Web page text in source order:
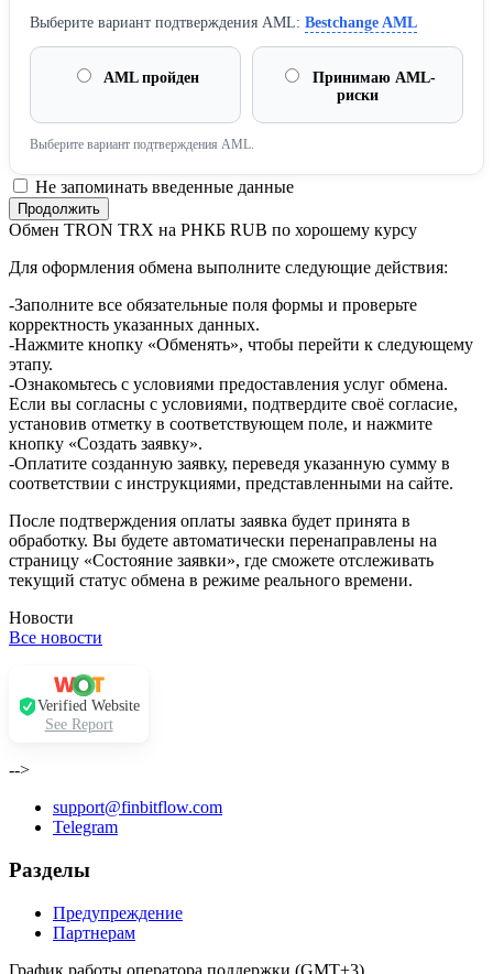
Выберите вариант подтверждения AML: Bestchange AML
AML пройден
Принимаю AML-
риски
Выберите вариант подтверждения AML.
Не запоминать введенные данные
Обмен TRON TRX на РНКБ RUB по хорошему курсу
Для оформления обмена выполните следующие действия:
-Заполните все обязательные поля формы и проверьте
корректность указанных данных.
-Нажмите кнопку «Обменять», чтобы перейти к следующему
этапу.
-Ознакомьтесь с условиями предоставления услуг обмена.
Если вы согласны с условиями, подтвердите своё согласие,
установив отметку в соответствующем поле, и нажмите
кнопку «Создать заявку».
-Оплатите созданную заявку, переведя указанную сумму в
соответствии с инструкциями, представленными на сайте.
После подтверждения оплаты заявка будет принята в
обработку. Вы будете автоматически перенаправлены на
страницу «Состояние заявки», где сможете отслеживать
текущий статус обмена в режиме реального времени.
Новости
Все новости
Verified Website
See Report
-->
support@finbitflow.com
Telegram
Разделы
Предупреждение
Партнерам
График работы оператора поддержки (GMT+3)